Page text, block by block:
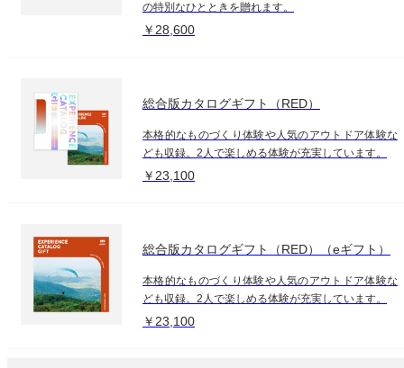
の特別なひとときを贈れます。
￥28,600
総合版カタログギフト（RED）
本格的なものづくり体験や人気のアウトドア体験な
ども収録。2人で楽しめる体験が充実しています。
￥23,100
総合版カタログギフト（RED）（eギフト）
本格的なものづくり体験や人気のアウトドア体験な
ども収録。2人で楽しめる体験が充実しています。
￥23,100